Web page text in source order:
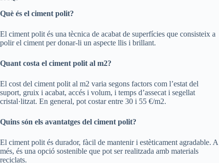
Què és el ciment polit?
El ciment polit és una tècnica de acabat de superfícies que consisteix a
polir el ciment per donar-li un aspecte llis i brillant.
Quant costa el ciment polit al m2?
El cost del ciment polit al m2 varia segons factors com l’estat del
suport, gruix i acabat, accés i volum, i temps d’assecat i segellat
cristal·litzat. En general, pot costar entre 30 i 55 €/m2.
Quins són els avantatges del ciment polit?
El ciment polit és durador, fàcil de mantenir i estèticament agradable. A
més, és una opció sostenible que pot ser realitzada amb materials
reciclats.